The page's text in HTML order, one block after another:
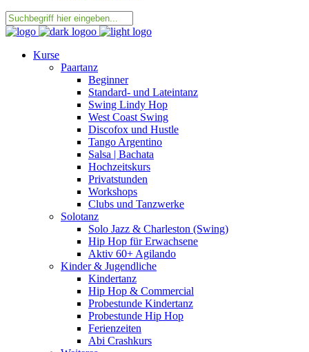
Kurse
Paartanz
Beginner
Standard- und Lateintanz
Swing Lindy Hop
West Coast Swing
Discofox und Hustle
Tango Argentino
Salsa | Bachata
Hochzeitskurs
Privatstunden
Workshops
Clubs und Tanzwerke
Solotanz
Solo Jazz & Charleston (Swing)
Hip Hop für Erwachsene
Aktiv 60+ Agilando
Kinder & Jugendliche
Kindertanz
Hip Hop & Commercial
Probestunde Kindertanz
Probestunde Hip Hop
Ferienzeiten
Abi Crashkurs